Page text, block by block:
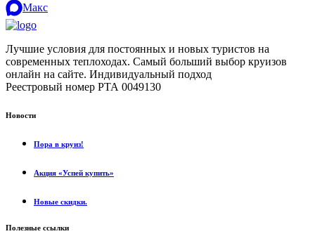
Макс
Лучшие условия для постоянных и новых туристов на
современных теплоходах. Самый больший выбор круизов
онлайн на сайте. Индивидуальный подход
Реестровый номер РТА 0049130
Новости
Пора в круиз!
Акция «Успей купить»
Новые скидки.
Полезные ссылки